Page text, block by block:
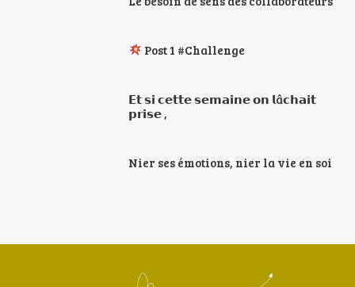
Post 1 #Challenge
𝗘𝘁 𝘀𝗶 𝗰𝗲𝘁𝘁𝗲 𝘀𝗲𝗺𝗮𝗶𝗻𝗲 𝗼𝗻 𝗹â𝗰𝗵𝗮𝗶𝘁
𝗽𝗿𝗶𝘀𝗲 ,
Nier ses émotions, nier la vie en soi